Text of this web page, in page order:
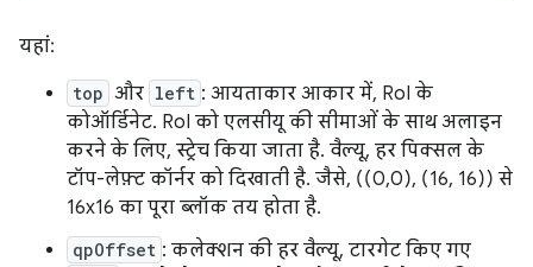
यहां:
top और left : आयताकार आकार में, RoI के
कोऑर्डिनेट. RoI को एलसीयू की सीमाओं के साथ अलाइन
करने के लिए, स्ट्रेच किया जाता है. वैल्यू, हर पिक्सल के
टॉप-लेफ़्ट कॉर्नर को दिखाती है. जैसे, ((0,0), (16, 16)) से
16x16 का पूरा ब्लॉक तय होता है.
qpOffset : कलेक्शन की हर वैल्यू, टारगेट किए गए